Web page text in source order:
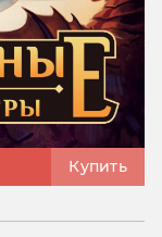
Купить